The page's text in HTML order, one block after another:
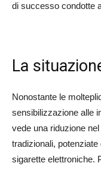
di successo condotte
La
Nonostante le
sensibilizzazione alle
vede una riduzione
tradizionali, potenziate
sigarette elettroniche.